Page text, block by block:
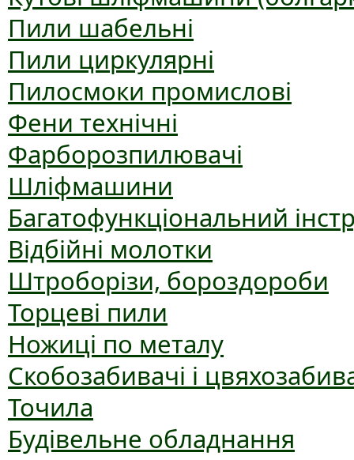
Пили шабельні
Пили циркулярні
Пилосмоки промислові
Фени технічні
Фарборозпилювачі
Шліфмашини
Багатофункціональний
Відбійні молотки
Штроборізи, бороздороби
Торцеві пили
Ножиці по металу
Скобозабивачі і
Точила
Будівельне обладнання